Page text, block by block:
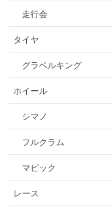
走行会
タイヤ
グラベルキング
ホイール
シマノ
フルクラム
マビック
レース